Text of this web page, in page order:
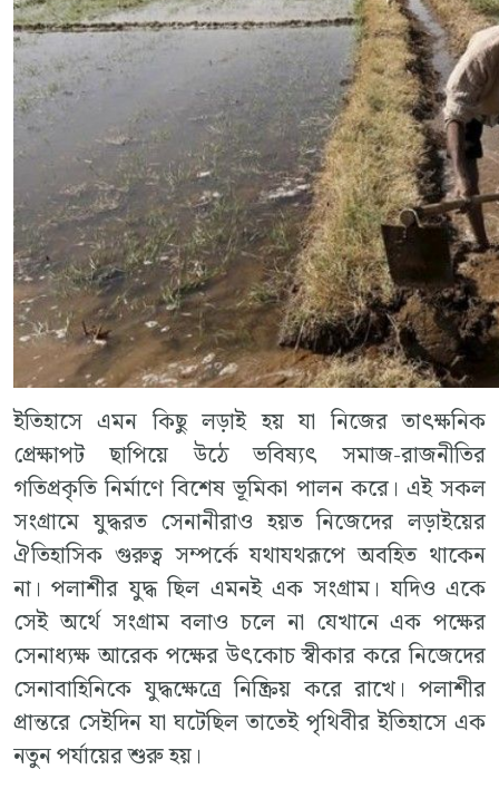
ইতিহাসে এমন কিছু লড়াই হয় যা নিজের তাৎক্ষনিক
প্রেক্ষাপট ছাপিয়ে উঠে ভবিষ্যৎ সমাজ-রাজনীতির
গতিপ্রকৃতি নির্মাণে বিশেষ ভূমিকা পালন করে। এই সকল
সংগ্রামে যুদ্ধরত সেনানীরাও হয়ত নিজেদের লড়াইয়ের
ঐতিহাসিক গুরুত্ব সম্পর্কে যথাযথরূপে অবহিত থাকেন
না। পলাশীর যুদ্ধ ছিল এমনই এক সংগ্রাম। যদিও একে
সেই অর্থে সংগ্রাম বলাও চলে না যেখানে এক পক্ষের
সেনাধ্যক্ষ আরেক পক্ষের উৎকোচ স্বীকার করে নিজেদের
সেনাবাহিনিকে যুদ্ধক্ষেত্রে নিষ্ক্রিয় করে রাখে। পলাশীর
প্রান্তরে সেইদিন যা ঘটেছিল তাতেই পৃথিবীর ইতিহাসে এক
নতুন পর্যায়ের শুরু হয়।